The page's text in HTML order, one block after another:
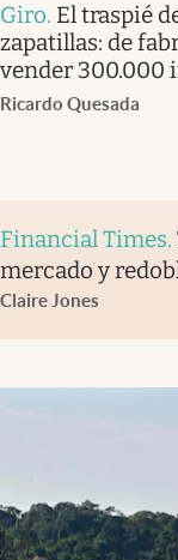
Giro. El traspié
zapatillas: de
vender 300.000
Ricardo Quesada
Financial Times.
mercado y
Claire Jones